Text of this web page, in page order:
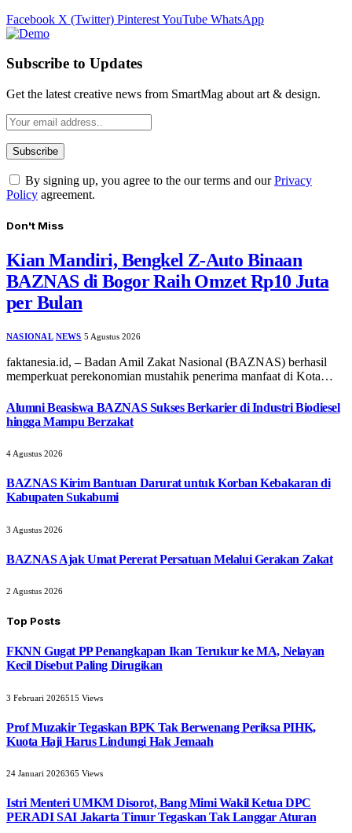
Facebook X (Twitter) PinterestYouTube WhatsApp
Subscribe to Updates
Get the latest creative news from SmartMag about art & design.
By signing up, you agree to the our terms and ourPrivacy
Policy agreement.
Don't Miss
Kian Mandiri, Bengkel Z-Auto Binaan
BAZNAS di Bogor Raih Omzet Rp10 Juta
per Bulan
NASIONAL NEWS 5 Agustus 2026
faktanesia.id, – ​Badan Amil Zakat Nasional (BAZNAS) berhasil
memperkuat perekonomian mustahik penerima manfaat di Kota…
Alumni Beasiswa BAZNAS Sukses Berkarier di Industri Biodiesel
hingga Mampu Berzakat
4 Agustus 2026
BAZNAS Kirim Bantuan Darurat untuk Korban Kebakaran di
Kabupaten Sukabumi
3 Agustus 2026
BAZNAS Ajak Umat Pererat Persatuan Melalui Gerakan Zakat
2 Agustus 2026
Top Posts
FKNN Gugat PP Penangkapan Ikan Terukur ke MA, Nelayan
Kecil Disebut Paling Dirugikan
3 Februari 2026515 Views
Prof Muzakir Tegaskan BPK Tak Berwenang Periksa PIHK,
Kuota Haji Harus Lindungi Hak Jemaah
24 Januari 2026365 Views
Istri Menteri UMKM Disorot, Bang Mimi Wakil Ketua DPC
PERADI SAI Jakarta Timur Tegaskan Tak Langgar Aturan